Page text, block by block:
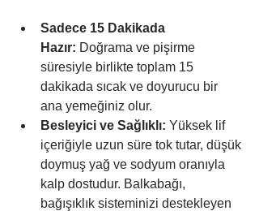
Sadece 15 Dakikada
Hazır: Doğrama ve pişirme
süresiyle birlikte toplam 15
dakikada sıcak ve doyurucu bir
ana yemeğiniz olur.
Besleyici ve Sağlıklı: Yüksek lif
içeriğiyle uzun süre tok tutar, düşük
doymuş yağ ve sodyum oranıyla
kalp dostudur. Balkabağı,
bağışıklık sisteminizi destekleyen